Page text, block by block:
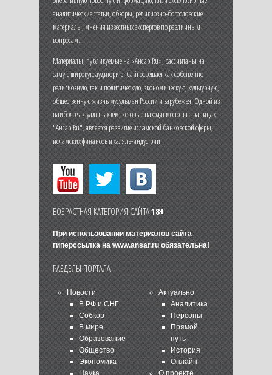
аналитические статьи, обзоры, религиозно-богословские
материалы, мнения известных экспертов по различным
вопросам.
Материалы, публикуемые на «Ансар.Ru», рассчитаны на
самую широкую аудиторию. Сайт освещает как собственно
религиозную, так и политическую, экономическую, культурную,
общественную жизнь мусульман России и зарубежья. Одной из
наиболее актуальных тем, которые находят место на страницах
"Ансар.Ru", является развитие исламской банковской сферы,
исламских финансов и халяль-индустрии.
ВОЗРАСТНАЯ КАТЕГОРИЯ САЙТА18+
При использовании материалов сайта
гиперссылка на www.ansar.ruобязательна!
РАЗДЕЛЫ ПОРТАЛА
Новости
В РФ и СНГ
Собкор
В мире
Образование
Общество
Экономика
Наука
Актуально
Аналитика
Персоны
Прямой
путь
История
Онлайн
О проекте